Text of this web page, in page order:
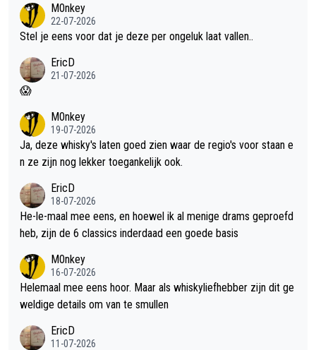
M0nkey
22-07-2026
Stel je eens voor dat je deze per ongeluk laat vallen..
EricD
21-07-2026
😱
M0nkey
19-07-2026
Ja, deze whisky's laten goed zien waar de regio's voor staan e
n ze zijn nog lekker toegankelijk ook.
EricD
18-07-2026
He-le-maal mee eens, en hoewel ik al menige drams geproefd
heb, zijn de 6 classics inderdaad een goede basis
M0nkey
16-07-2026
Helemaal mee eens hoor. Maar als whiskyliefhebber zijn dit ge
weldige details om van te smullen
EricD
11-07-2026